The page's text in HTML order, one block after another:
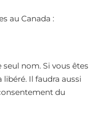
au Canada :
nom. Si vous êtes
Il faudra aussi
du